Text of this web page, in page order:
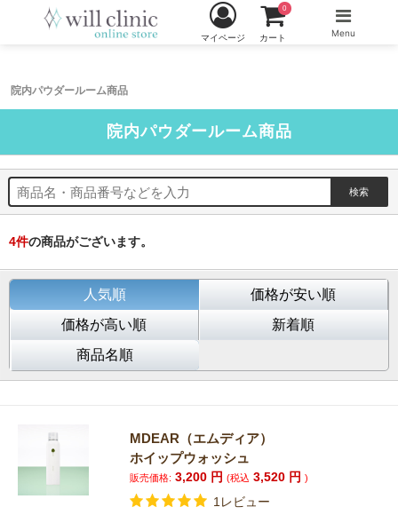
院内パウダールーム商品
マイページ カート
0
Menu
院内パウダールーム商品
4件の商品がございます。
人気順
価格が安い順
価格が高い順
新着順
商品名順
MDEAR（エムディア）
ホイップウォッシュ
販売価格: 3,200 円(税込 3,520 円)
1レビュー